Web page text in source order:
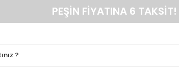
PEŞIN FIYATINA 6 TAKSIT!
TÜM ÜRÜNLERDE KARGO
KAREN BANYO RESMI ALIŞVERIŞ